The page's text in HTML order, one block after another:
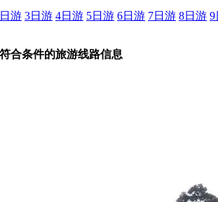
游 3日游 4日游 5日游 6日游 7日游 8日游 9
合条件的旅游线路信息